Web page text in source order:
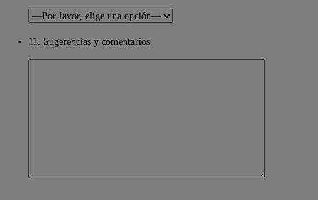
11. Sugerencias y comentarios